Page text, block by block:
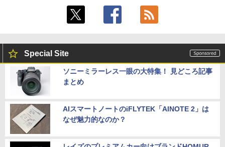
に最適 無線LAN Wi-Fi搭載 Bluetooth対
応 Webカメラ内蔵 ZOOM対応 富士通 A
HD対応WUXGA/ 第8世代CoreM3-8100
Y/ 8GB/ 爆速NVMe 128GB-SSD/ カメラ/
Wi-Fi6/ Office付きWindows11/ Win11
C タブレット 税込送料無料 即日発送
BenQ 27型液晶ディスプレイ アイケアG
￥792
Special Site
ソニーミラーレス一眼の大特集！ 見どころ記事
まとめ
AIスマートノートのiFLYTEK「AINOTE 2」は
なぜ魅力的なのか？